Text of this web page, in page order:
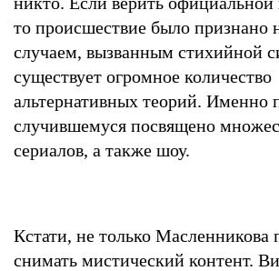
то происшествие было признано
случаем, вызванным стихийной
существует огромное количество
альтернативных теорий. Именно
случившемуся посвящено
сериалов, а также шоу.
Кстати, не только Масленникова
снимать мистический контент.